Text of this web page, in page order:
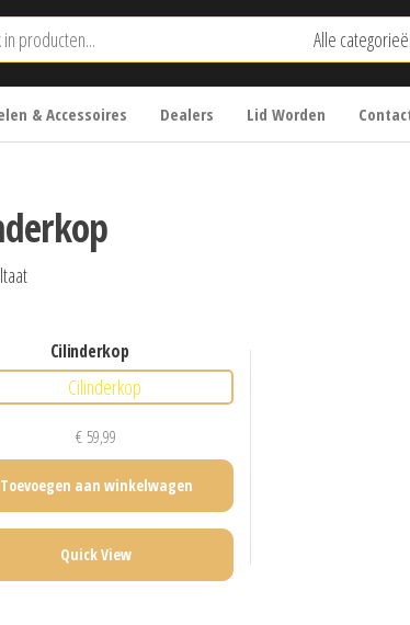
& Accessoires Dealers Lid Worden
cilinderkop
€ 59,99
Toevoegen aan winkelwagen
Quick View